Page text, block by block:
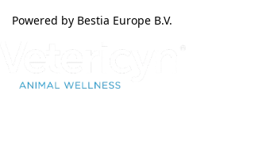
Powered by Bestia Europe B.V.